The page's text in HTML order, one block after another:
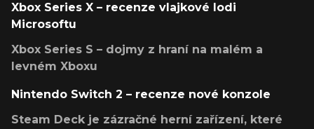
Xbox Series X – recenze vlajkové lodi
Microsoftu
Xbox Series S – dojmy z hraní na malém a
levném Xboxu
Nintendo Switch 2 – recenze nové konzole
Steam Deck je zázračné herní zařízení, které